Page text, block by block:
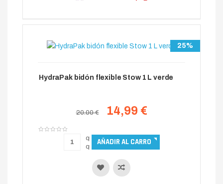
25%
HydraPak bidón flexible Stow 1 L verde
20.00 € 14,99 €